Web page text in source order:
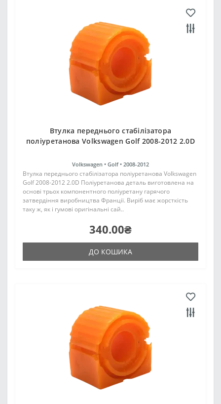
Втулка переднього стабілізатора
поліуретанова Volkswagen Golf 2008-2012 2.0D
Volkswagen • Golf • 2008-2012
Втулка переднього стабілізатора поліуретанова Volkswagen
Golf 2008-2012 2.0D Поліуретанова деталь виготовлена на
основі трьох компонентного поліуретану гарячого
затвердіння виробництва Франції. Виріб має жорсткість
таку ж, як і гумові оригінальні сай..
340.00₴
ДО КОШИКА